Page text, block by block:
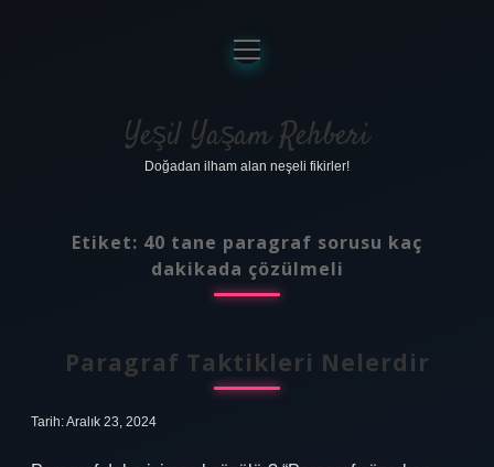
Anasayfa
Gizlilik Politikası
Yasal Uyarı
menüyü
aç
Yeşil Yaşam Rehberi
Doğadan ilham alan neşeli fikirler!
Etiket: 40 tane paragraf sorusu kaç
dakikada çözülmeli
Paragraf Taktikleri Nelerdir
Tarih: Aralık 23, 2024